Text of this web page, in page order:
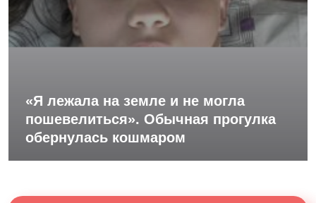
«Я лежала на земле и не могла
пошевелиться». Обычная прогулка
обернулась кошмаром